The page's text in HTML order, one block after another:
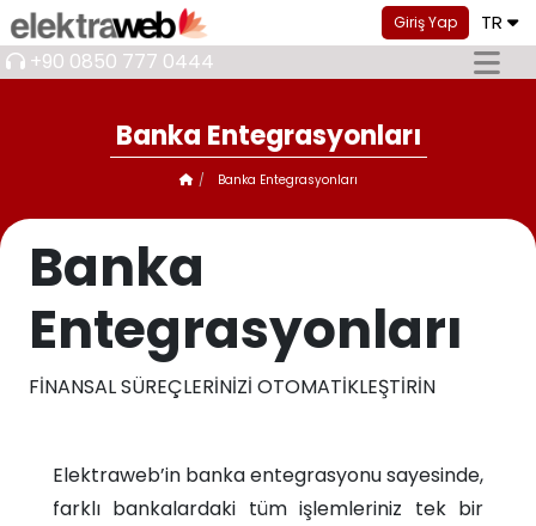
Giriş Yap TR
+90 0850 777 0444
Banka Entegrasyonları
Banka Entegrasyonları
Banka
Entegrasyonları
FİNANSAL SÜREÇLERİNİZİ OTOMATİKLEŞTİRİN
Elektraweb’in banka entegrasyonu sayesinde,
farklı bankalardaki tüm işlemleriniz tek bir